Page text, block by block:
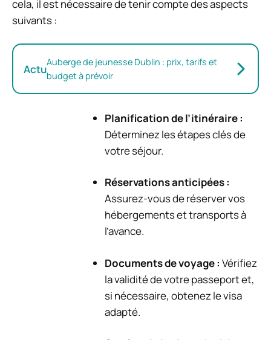
cela, il est nécessaire de tenir compte des aspects
suivants :
ActuAuberge de jeunesse Dublin : prix, tarifs et
budget à prévoir
Planification de l’itinéraire :
Déterminez les étapes clés de
votre séjour.
Réservations anticipées :
Assurez-vous de réserver vos
hébergements et transports à
l’avance.
Documents de voyage : Vérifiez
la validité de votre passeport et,
si nécessaire, obtenez le visa
adapté.